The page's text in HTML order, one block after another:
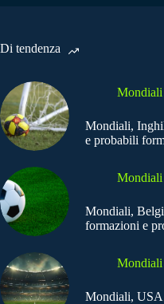
Di tendenza
Mondiali
Mondiali,
e probabili
Mondiali
Mondiali,
formazioni e
Mondiali
Mondiali, USA